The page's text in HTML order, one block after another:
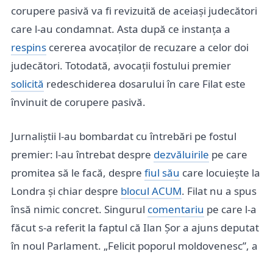
corupere pasivă va fi revizuită de aceiași judecători
care l-au condamnat. Asta după ce instanța a
respins cererea avocaților de recuzare a celor doi
judecători. Totodată, avocații fostului premier
solicită redeschiderea dosarului în care Filat este
învinuit de corupere pasivă.
Jurnaliștii l-au bombardat cu întrebări pe fostul
premier: l-au întrebat despre dezvăluirile pe care
promitea să le facă, despre fiul său care locuiește la
Londra și chiar despre blocul ACUM. Filat nu a spus
însă nimic concret. Singurul comentariu pe care l-a
făcut s-a referit la faptul că Ilan Șor a ajuns deputat
în noul Parlament. „Felicit poporul moldovenesc”, a